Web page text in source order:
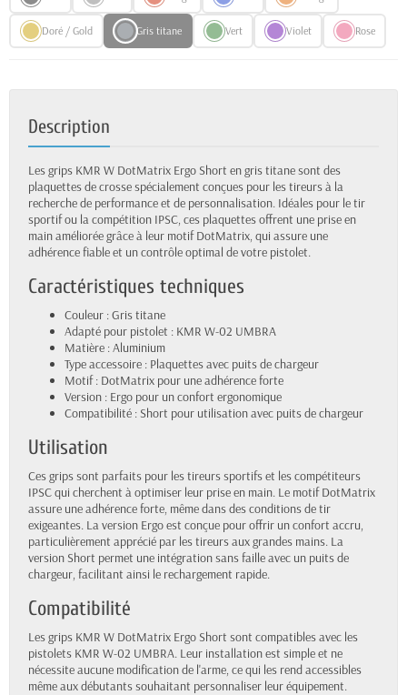
Doré / Gold Gris titane Vert Violet Rose
Description
Les grips KMR W DotMatrix Ergo Short en gris titane sont des
plaquettes de crosse spécialement conçues pour les tireurs à la
recherche de performance et de personnalisation. Idéales pour le tir
sportif ou la compétition IPSC, ces plaquettes offrent une prise en
main améliorée grâce à leur motif DotMatrix, qui assure une
adhérence fiable et un contrôle optimal de votre pistolet.
Caractéristiques techniques
Couleur : Gris titane
Adapté pour pistolet : KMR W-02 UMBRA
Matière : Aluminium
Type accessoire : Plaquettes avec puits de chargeur
Motif : DotMatrix pour une adhérence forte
Version : Ergo pour un confort ergonomique
Compatibilité : Short pour utilisation avec puits de chargeur
Utilisation
Ces grips sont parfaits pour les tireurs sportifs et les compétiteurs
IPSC qui cherchent à optimiser leur prise en main. Le motif DotMatrix
assure une adhérence forte, même dans des conditions de tir
exigeantes. La version Ergo est conçue pour offrir un confort accru,
particulièrement apprécié par les tireurs aux grandes mains. La
version Short permet une intégration sans faille avec un puits de
chargeur, facilitant ainsi le rechargement rapide.
Compatibilité
Les grips KMR W DotMatrix Ergo Short sont compatibles avec les
pistolets KMR W-02 UMBRA. Leur installation est simple et ne
nécessite aucune modification de l'arme, ce qui les rend accessibles
même aux débutants souhaitant personnaliser leur équipement.